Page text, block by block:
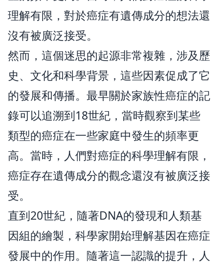
理解有限，對於癌症有遺傳成分的想法還
沒有被廣泛接受。
然而，這個迷思的起源非常複雜，涉及歷
史、文化和科學背景，這些因素促成了它
的發展和傳播。最早關於家族性癌症的記
錄可以追溯到18世紀，當時觀察到某些
類型的癌症在一些家庭中發生的頻率更
高。當時，人們對癌症的科學理解有限，
癌症存在遺傳成分的觀念還沒有被廣泛接
受。
直到20世紀，隨著DNA的發現和人類基
因組的繪製，科學家開始理解基因在癌症
發展中的作用。隨著這一認識的提升，人